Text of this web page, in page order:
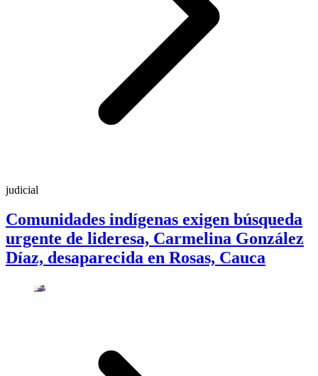
judicial
Comunidades indígenas exigen búsqueda
urgente de lideresa, Carmelina González
Díaz, desaparecida en Rosas, Cauca